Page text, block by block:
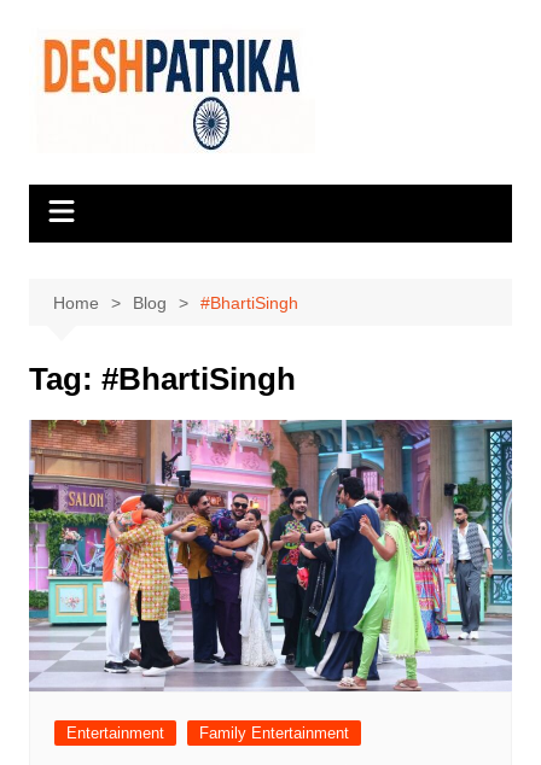
content
Home Blog #BhartiSingh
Tag: #BhartiSingh
Entertainment Family Entertainment